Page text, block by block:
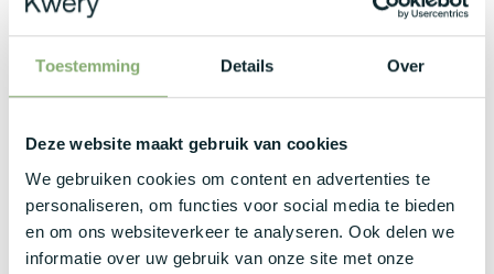
Toestemming Details Over
Deze website maakt gebruik van cookies
We gebruiken cookies om content en advertenties te
personaliseren, om functies voor social media te bieden
en om ons websiteverkeer te analyseren. Ook delen we
informatie over uw gebruik van onze site met onze
€3.500 - €5.000, afhankelijk van je kennis en ervaring.
Vanaf dag 1 kan je rekenen op een premium BMW
bedrijfswagen met ongelimiteerde laadkaart. Voor extra
comfort kan je ook laden aan het kantoor!
extralegale voordelen zoals maaltijdcheques,
thuiswerkvergoeding, groepsverzekering,
hospitalisatieverzekering, laptop en GSM. Leuke extra’s
die het verschil maken!
Je komt terecht in een modern kantoor dat net is